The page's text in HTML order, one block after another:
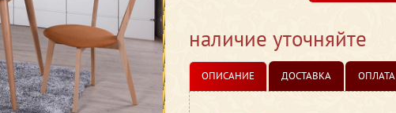
наличие уточняйте
ОПИСАНИЕ ДОСТАВКА ОПЛАТА